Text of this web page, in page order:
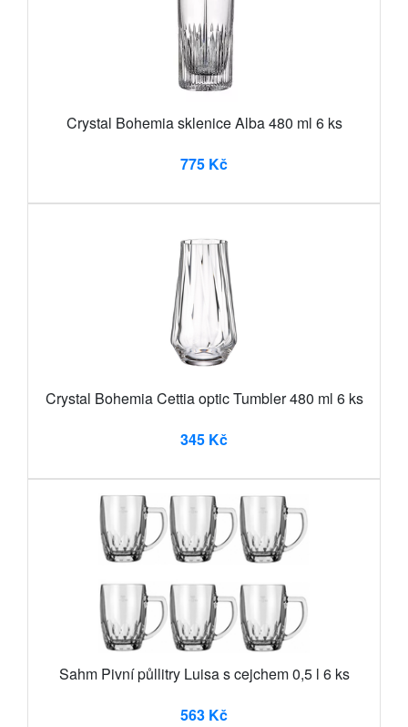
Crystal Bohemia sklenice Alba 480 ml 6 ks
775 Kč
Crystal Bohemia Cettia optic Tumbler 480 ml 6 ks
345 Kč
Sahm Pivní půllitry Luisa s cejchem 0,5 l 6 ks
563 Kč